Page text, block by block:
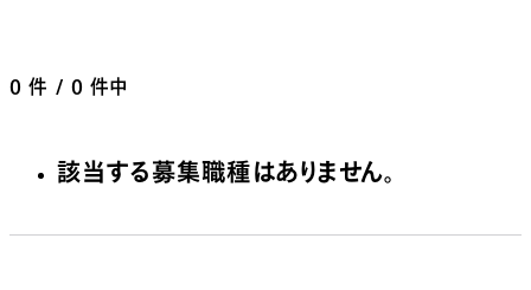
0 件 / 0 件中
該当する募集職種はありません。